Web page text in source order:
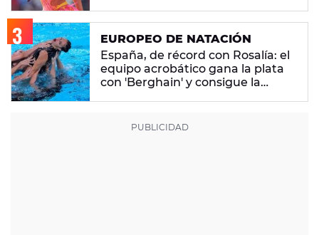
EUROPEO DE NATACIÓN
España, de récord con Rosalía: el
equipo acrobático gana la plata
con 'Berghain' y consigue la